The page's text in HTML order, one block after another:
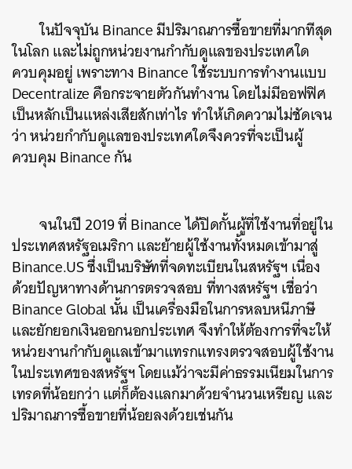
ในปัจจุบัน Binance มีปริมาณการซื้อขายที่มากทีสุด
ในโลก และไม่ถูกหน่วยงานกำกับดูแลของประเทศใด
ควบคุมอยู่ เพราะทาง Binance ใช้ระบบการทำงานแบบ
Decentralize คือกระจายตัวกันทำงาน โดยไม่มีออฟฟิศ
เป็นหลักเป็นแหล่งเสียสักเท่าไร ทำให้เกิดความไม่ชัดเจน
ว่า หน่วยกำกับดูแลของประเทศใดจึงควรที่จะเป็นผู้
ควบคุม Binance กัน
จนในปี 2019 ที่ Binance ได้ปิดกั้นผู้ที่ใช้งานที่อยู่ใน
ประเทศสหรัฐอเมริกา และย้ายผู้ใช้งานทั้งหมดเข้ามาสู่
Binance.US ซึ่งเป็นบริษัทที่จดทะเบียนในสหรัฐฯ เนื่อง
ด้วยปัญหาทางด้านการตรวจสอบ ที่ทางสหรัฐฯ เชื่อว่า
Binance Global นั้น เป็นเครื่องมือในการหลบหนีภาษี
และยักยอกเงินออกนอกประเทศ จึงทำให้ต้องการที่จะให้
หน่วยงานกำกับดูแลเข้ามาแทรกแทรงตรวจสอบผู้ใช้งาน
ในประเทศของสหรัฐฯ โดยแม้ว่าจะมีค่าธรรมเนียมในการ
เทรดที่น้อยกว่า แต่ก็ต้องแลกมาด้วยจำนวนเหรียญ และ
ปริมาณการซื้อขายที่น้อยลงด้วยเช่นกัน